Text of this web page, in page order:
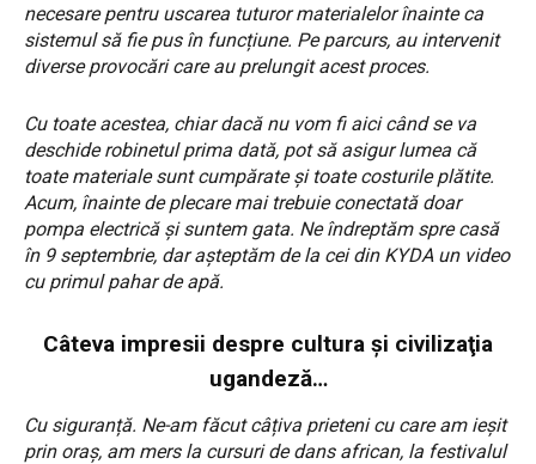
necesare pentru uscarea tuturor materialelor înainte ca
sistemul să fie pus în funcțiune. Pe parcurs, au intervenit
diverse provocări care au prelungit acest proces.
Cu toate acestea, chiar dacă nu vom fi aici când se va
deschide robinetul prima dată, pot să asigur lumea că
toate materiale sunt cumpărate și toate costurile plătite.
Acum, înainte de plecare mai trebuie conectată doar
pompa electrică și suntem gata. Ne îndreptăm spre casă
în 9 septembrie, dar așteptăm de la cei din KYDA un video
cu primul pahar de apă.
Câteva impresii despre cultura şi civilizaţia
ugandeză…
Cu siguranță. Ne-am făcut câțiva prieteni cu care am ieșit
prin oraș, am mers la cursuri de dans african, la festivalul